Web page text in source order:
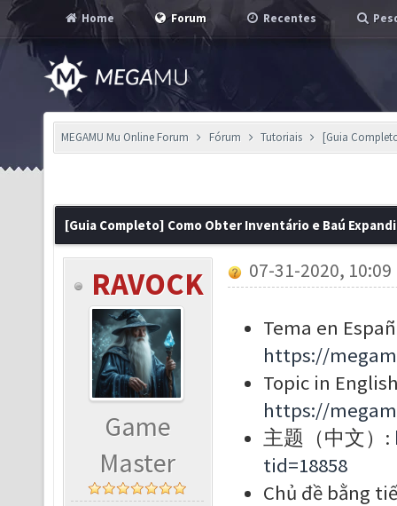
Home Forum Recentes
MEGAMU Mu Online Forum Fórum Tutoriais [Guia
[Guia Completo] Como Obter Inventário e Baú
RAVOCK
Game
Master
07-31-2020, 10:09
Tema en
https://
Topic in
https://
主题（中文）:
tid=18858
Chủ đề bằng